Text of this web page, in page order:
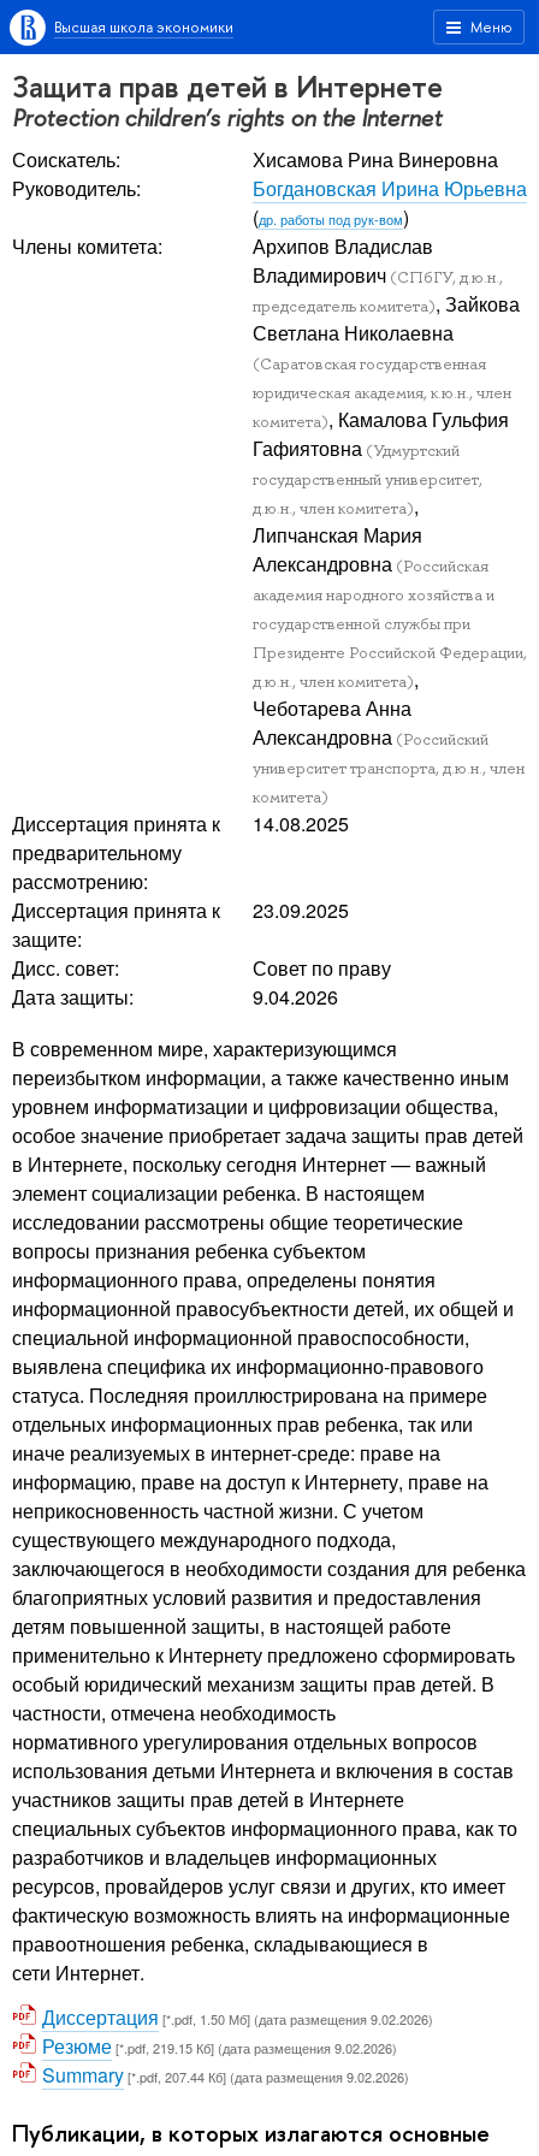
Меню
Высшая школа экономики
Защита прав детей в Интернете
Protection children’s rights on the Internet
Соискатель:
Хисамова Рина Винеровна
Руководитель:
Богдановская Ирина Юрьевна
(др. работы под рук-вом)
Члены комитета:
Архипов Владислав
Владимирович (СПбГУ, д.ю.н.,
председатель комитета), Зайкова
Светлана Николаевна
(Саратовская государственная
юридическая академия, к.ю.н., член
комитета), Камалова Гульфия
Гафиятовна (Удмуртский
государственный университет,
д.ю.н., член комитета),
Липчанская Мария
Александровна (Российская
академия народного хозяйства и
государственной службы при
Президенте Российской Федерации,
д.ю.н., член комитета),
Чеботарева Анна
Александровна (Российский
университет транспорта, д.ю.н., член
комитета)
Диссертация принята к
предварительному
рассмотрению:
14.08.2025
Диссертация принята к
защите:
23.09.2025
Дисс. совет:
Совет по праву
Дата защиты:
9.04.2026
В современном мире, характеризующимся
переизбытком информации, а также качественно иным
уровнем информатизации и цифровизации общества,
особое значение приобретает задача защиты прав детей
в Интернете, поскольку сегодня Интернет — важный
элемент социализации ребенка. В настоящем
исследовании рассмотрены общие теоретические
вопросы признания ребенка субъектом
информационного права, определены понятия
информационной правосубъектности детей, их общей и
специальной информационной правоспособности,
выявлена специфика их информационно-правового
статуса. Последняя проиллюстрирована на примере
отдельных информационных прав ребенка, так или
иначе реализуемых в интернет-среде: праве на
информацию, праве на доступ к Интернету, праве на
неприкосновенность частной жизни. С учетом
существующего международного подхода,
заключающегося в необходимости создания для ребенка
благоприятных условий развития и предоставления
детям повышенной защиты, в настоящей работе
применительно к Интернету предложено сформировать
особый юридический механизм защиты прав детей. В
частности, отмечена необходимость
нормативного урегулирования отдельных вопросов
использования детьми Интернета и включения в состав
участников защиты прав детей в Интернете
специальных субъектов информационного права, как то
разработчиков и владельцев информационных
ресурсов, провайдеров услуг связи и других, кто имеет
фактическую возможность влиять на информационные
правоотношения ребенка, складывающиеся в
сети Интернет.
Диссертация [*.pdf, 1.50 Мб] (дата размещения 9.02.2026)
Резюме[*.pdf, 219.15 Кб] (дата размещения 9.02.2026)
Summary[*.pdf, 207.44 Кб] (дата размещения 9.02.2026)
Публикации, в которых излагаются основные